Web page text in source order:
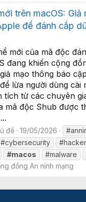
trên macOS: Giả
để đánh cắp
mới của mã độc
đang khiến cộng
mạo thông báo
lừa người dùng cài
tích từ các chuyên
mã độc Shub được
đề 19/05/2026
#cybersecurity
#macos #malware
đồng An ninh mạng